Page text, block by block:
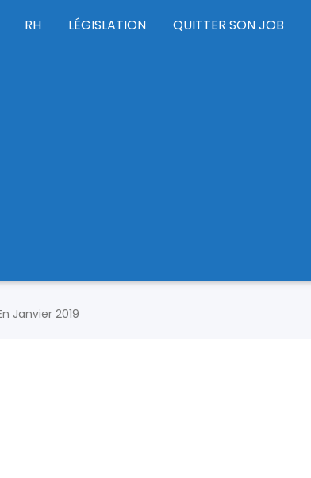
RH LÉGISLATION QUITTER SON JOB
Janvier 2019